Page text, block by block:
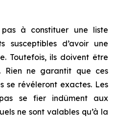
à constituer une liste
susceptibles d’avoir une
Toutefois, ils doivent être
Rien ne garantit que ces
se révéleront exactes. Les
se fier indûment aux
ne sont valables qu’à la